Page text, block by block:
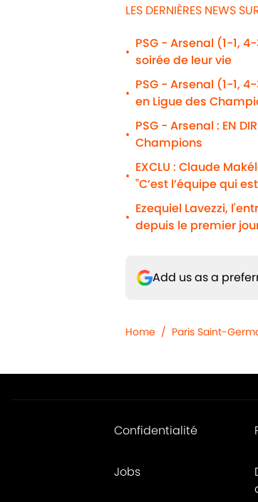
LES DERNIÈRES NEWS
•
PSG - Arsenal (1-1,
soirée de leur vie
•
PSG - Arsenal (1-1,
en Ligue des
•
PSG - Arsenal : EN
Champions
•
EXCLU : Claude
"C’est l’équipe qui
•
Ezequiel Lavezzi,
depuis le premier
Add us as a
Home / Paris Saint-
Confidentialité
Jobs